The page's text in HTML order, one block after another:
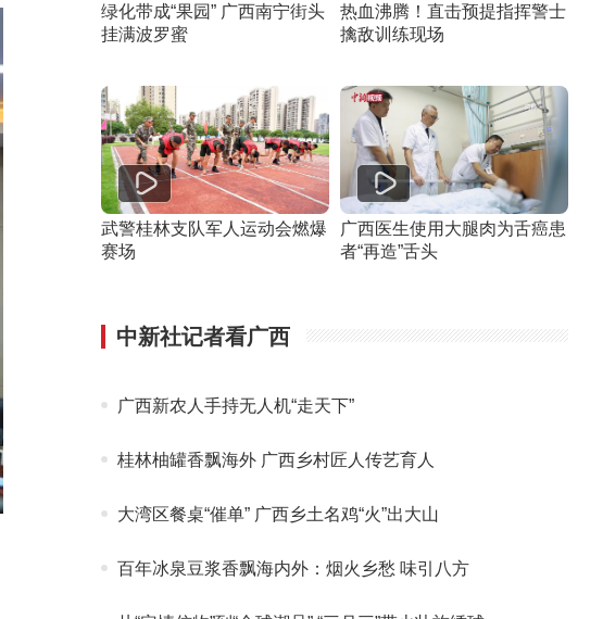
绿化带成“果园” 广西南宁街头
挂满波罗蜜
热血沸腾！直击预提指挥警士
擒敌训练现场
武警桂林支队军人运动会燃爆
赛场
广西医生使用大腿肉为舌癌患
者“再造”舌头
中新社记者看广西
广西新农人手持无人机“走天下”
桂林柚罐香飘海外 广西乡村匠人传艺育人
大湾区餐桌“催单” 广西乡土名鸡“火”出大山
百年冰泉豆浆香飘海内外：烟火乡愁 味引八方